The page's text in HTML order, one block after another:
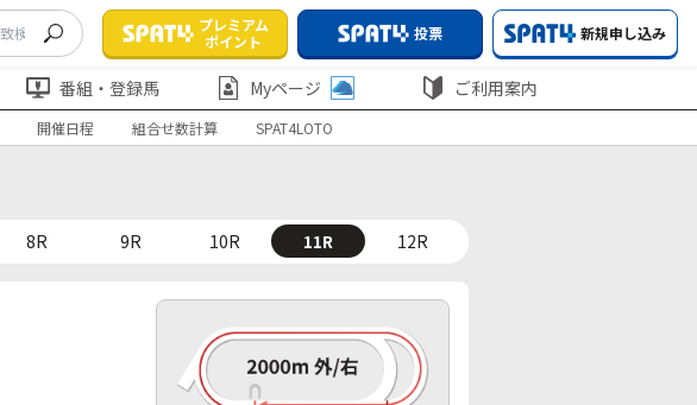
プレミアム
ポイント
投票 新規申し込み
番組・登録馬 Myページ ご利用案内
開催日程 組合せ数計算 SPAT4LOTO
8R 9R 10R 11R 12R